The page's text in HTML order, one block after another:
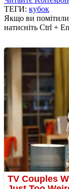
ТЕГИ: кубок
Якщо ви помітили
натисніть Ctrl +